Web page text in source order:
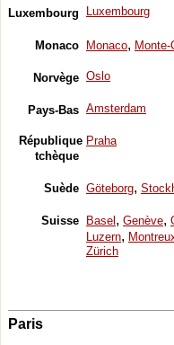
Luxembourg Luxembourg
Monaco Monaco, Monte-
Norvège Oslo
Pays-Bas Amsterdam
République
tchèque
Praha
Suède Göteborg,
Suisse Basel , Genève,
Luzern,
Zürich
Paris